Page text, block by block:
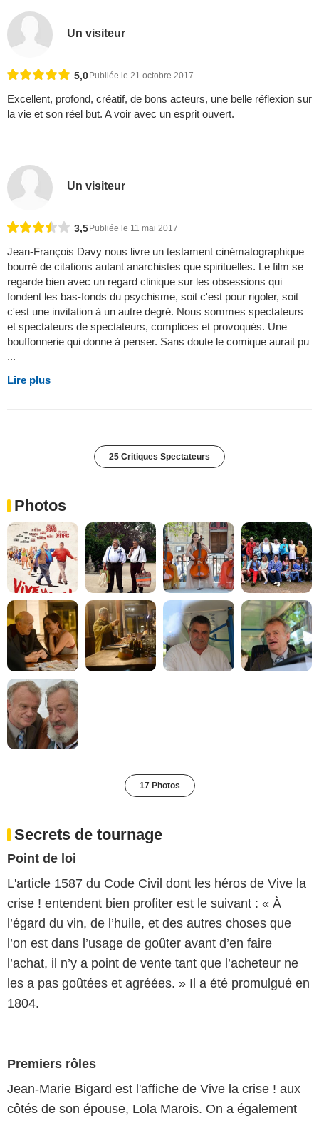
Un visiteur
5,0Publiée le 21 octobre 2017
Excellent, profond, créatif, de bons acteurs, une belle réflexion sur
la vie et son réel but. A voir avec un esprit ouvert.
Un visiteur
3,5 Publiée le 11 mai 2017
Jean-François Davy nous livre un testament cinématographique
bourré de citations autant anarchistes que spirituelles. Le film se
regarde bien avec un regard clinique sur les obsessions qui
fondent les bas-fonds du psychisme, soit c'est pour rigoler, soit
c'est une invitation à un autre degré. Nous sommes spectateurs
et spectateurs de spectateurs, complices et provoqués. Une
bouffonnerie qui donne à penser. Sans doute le comique aurait pu
...
Lire plus
25 Critiques Spectateurs
Photos
17 Photos
Secrets de tournage
Point de loi
L'article 1587 du Code Civil dont les héros de Vive la
crise ! entendent bien profiter est le suivant : « À
l’égard du vin, de l’huile, et des autres choses que
l’on est dans l’usage de goûter avant d’en faire
l’achat, il n’y a point de vente tant que l’acheteur ne
les a pas goûtées et agréées. » Il a été promulgué en
1804.
Premiers rôles
Jean-Marie Bigard est l'affiche de Vive la crise ! aux
côtés de son épouse, Lola Marois. On a également